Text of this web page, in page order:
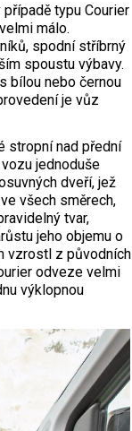
typu Courier
málo.
spodní stříbrný
spoustu výbavy.
bílou nebo černou
je vůz
stropní nad přední
jednoduše
dveří, jež
všech směrech,
tvar,
jeho objemu o
vzrostl z původních
odveze velmi
výklopnou